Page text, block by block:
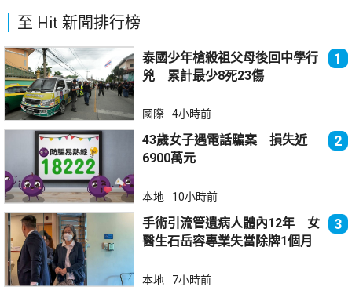
至 Hit 新聞排行榜
泰國少年槍殺祖父母後回中學行
兇 累計最少8死23傷
1
國際 4小時前
43歲女子遇電話騙案 損失近
6900萬元
2
本地 10小時前
手術引流管遺病人體內12年 女
醫生石岳容專業失當除牌1個月
3
本地 7小時前